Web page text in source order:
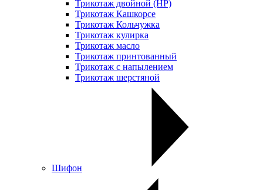
Трикотаж двойной (НР)
Трикотаж Кашкорсе
Трикотаж Кольчужка
Трикотаж кулирка
Трикотаж масло
Трикотаж принтованный
Трикотаж с напылением
Трикотаж шерстяной
Шифон